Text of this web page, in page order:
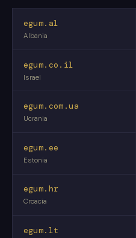
egum.al
Albania
egum.co.il
Israel
egum.com.ua
Ucrania
egum.ee
Estonia
egum.hr
Croacia
egum.lt